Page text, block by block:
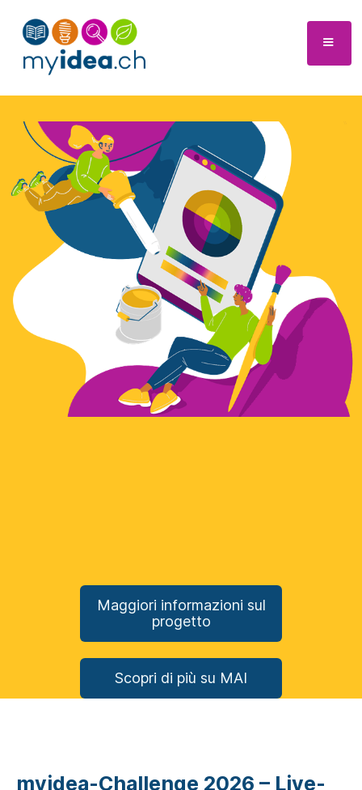
Maggiori informazioni sul
progetto
Scopri di più su MAI
myidea-Challenge 2026 – Live-